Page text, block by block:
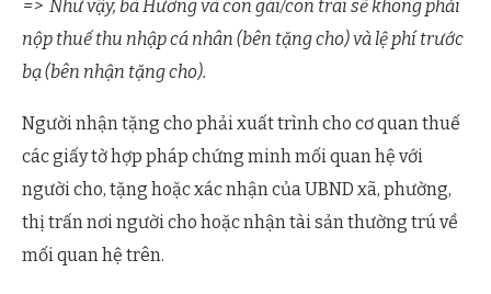
=> Như vậy, bà Hương và con gái/con trai sẽ không phải
nộp thuế thu nhập cá nhân (bên tặng cho) và lệ phí trước
bạ (bên nhận tặng cho).
Người nhận tặng cho phải xuất trình cho cơ quan thuế
các giấy tờ hợp pháp chứng minh mối quan hệ với
người cho, tặng hoặc xác nhận của UBND xã, phường,
thị trấn nơi người cho hoặc nhận tài sản thường trú về
mối quan hệ trên.